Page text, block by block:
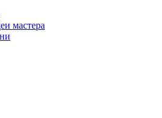
мастера